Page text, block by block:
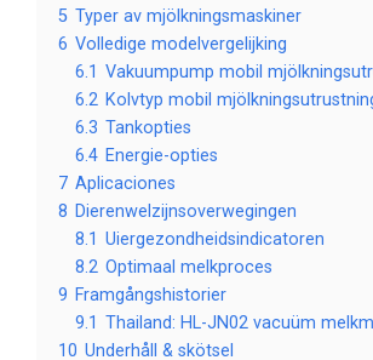
5 Typer av mjölkningsmaskiner
6 Volledige modelvergelijking
6.1 Vakuumpump mobil
6.2 Kolvtyp mobil
6.3 Tankopties
6.4 Energie-opties
7 Aplicaciones
8 Dierenwelzijnsoverwegingen
8.1 Uiergezondheidsindicatoren
8.2 Optimaal melkproces
9 Framgångshistorier
9.1 Thailand: HL-JN02 vacuüm
10 Underhåll & skötsel